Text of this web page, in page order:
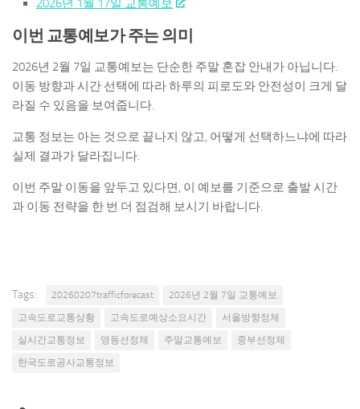
2026년 1월 17일 교통예보
이번 교통예보가 주는 의미
2026년 2월 7일 교통예보는 단순한 주말 혼잡 안내가 아닙니다.
이동 방향과 시간 선택에 따라 하루의 피로도와 안전성이 크게 달
라질 수 있음을 보여줍니다.
교통 정보는 아는 것으로 끝나지 않고, 어떻게 선택하느냐에 따라
실제 결과가 달라집니다.
이번 주말 이동을 앞두고 있다면, 이 예보를 기준으로 출발 시간
과 이동 전략을 한 번 더 점검해 보시기 바랍니다.
Tags: 20260207trafficforecast
2026년 2월 7일 교통예보
고속도로교통상황
고속도로예상소요시간
서울방향정체
실시간교통정보
영동선정체 주말교통예보
중부선정체
한국도로공사교통정보